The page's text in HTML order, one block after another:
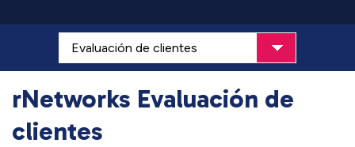
rNetworks Evaluación de
clientes